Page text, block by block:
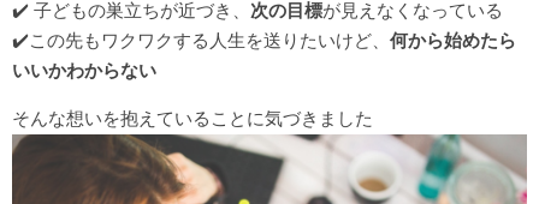
✔️ 子どもの巣立ちが近づき、 次の目標が見えなくなっている
✔️この先もワクワクする人生を送りたいけど、 何から始めたら
いいかわからない
そんな想いを抱えていることに気づきました